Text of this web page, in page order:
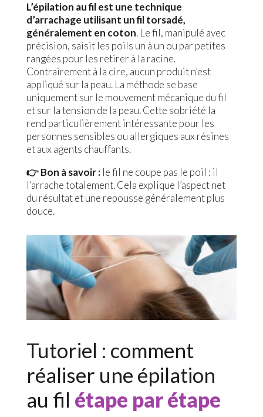
L’épilation au fil est une technique
d’arrachage utilisant un fil torsadé,
généralement en coton. Le fil, manipulé avec
précision, saisit les poils un à un ou par petites
rangées pour les retirer à la racine.
Contrairement à la cire, aucun produit n’est
appliqué sur la peau. La méthode se base
uniquement sur le mouvement mécanique du fil
et sur la tension de la peau. Cette sobriété la
rend particulièrement intéressante pour les
personnes sensibles ou allergiques aux résines
et aux agents chauffants.
👉 Bon à savoir : le fil ne coupe pas le poil : il
l’arrache totalement. Cela explique l’aspect net
du résultat et une repousse généralement plus
douce.
Tutoriel : comment
réaliser une épilation
au fil étape par étape